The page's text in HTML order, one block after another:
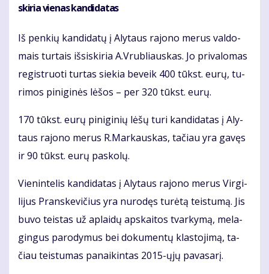
ski­ria vie­nas kan­di­da­tas
Iš pen­kių kan­di­da­tų į Aly­taus ra­jo­no me­rus val­do­
mais tur­tais iš­si­ski­ria A.Vrub­liaus­kas. Jo pri­va­lo­mas
re­gist­ruo­ti tur­tas sie­kia be­veik 400 tūkst. eu­rų, tu­
ri­mos pi­ni­gi­nės lė­šos – per 320 tūkst. eu­rų.
170 tūkst. eu­rų pi­ni­gi­nių lė­šų tu­ri kan­di­da­tas į Aly­
taus ra­jo­no me­rus R.Mar­kaus­kas, ta­čiau yra ga­vęs
ir 90 tūkst. eu­rų pa­sko­lų.
Vie­nin­te­lis kan­di­da­tas į Aly­taus ra­jo­no me­rus Vir­gi­
li­jus Prans­ke­vi­čius yra nu­ro­dęs tu­rė­tą teis­tu­mą. Jis
bu­vo teis­tas už ap­lai­dų ap­skai­tos tvar­ky­mą, me­la­
gin­gus pa­ro­dy­mus bei do­ku­men­tų klas­to­ji­mą, ta­
čiau teis­tu­mas pa­nai­kin­tas 2015-ųjų pa­va­sa­rį.